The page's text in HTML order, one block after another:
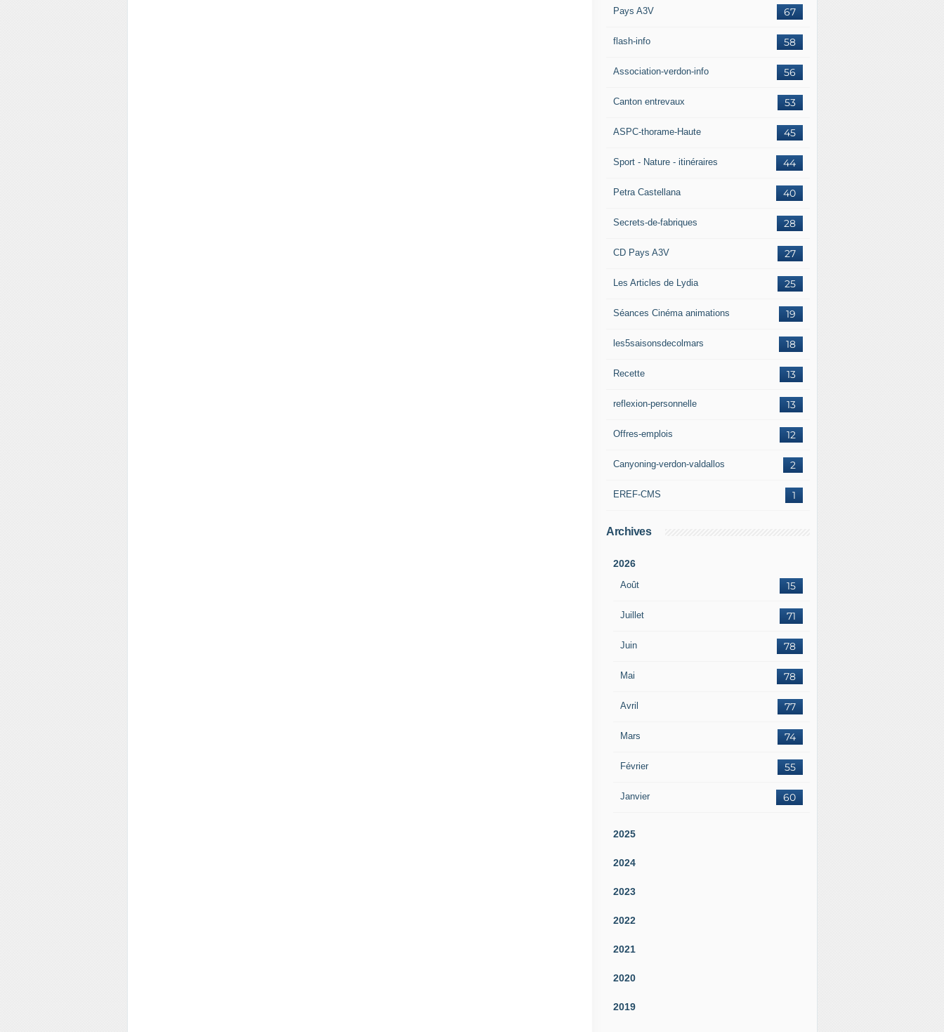
67
Pays A3V
58
flash-info
56
Association-verdon-info
53
Canton entrevaux
45
ASPC-thorame-Haute
44
Sport - Nature - itinéraires
40
Petra Castellana
28
Secrets-de-fabriques
27
CD Pays A3V
25
Les Articles de Lydia
19
Séances Cinéma animations
18
les5saisonsdecolmars
13
Recette
13
reflexion-personnelle
12
Offres-emplois
2
Canyoning-verdon-valdallos
1
EREF-CMS
Archives
2026
Août 15
Juillet 71
Juin 78
Mai 78
Avril 77
Mars 74
Février 55
Janvier 60
2025
2024
2023
2022
2021
2020
2019